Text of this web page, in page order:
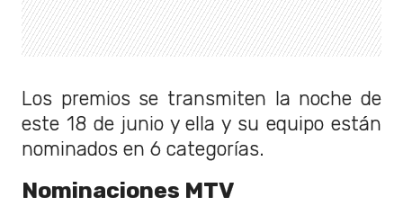
Los premios se transmiten la noche de
este 18 de junio y ella y su equipo están
nominados en 6 categorías.
Nominaciones MTV